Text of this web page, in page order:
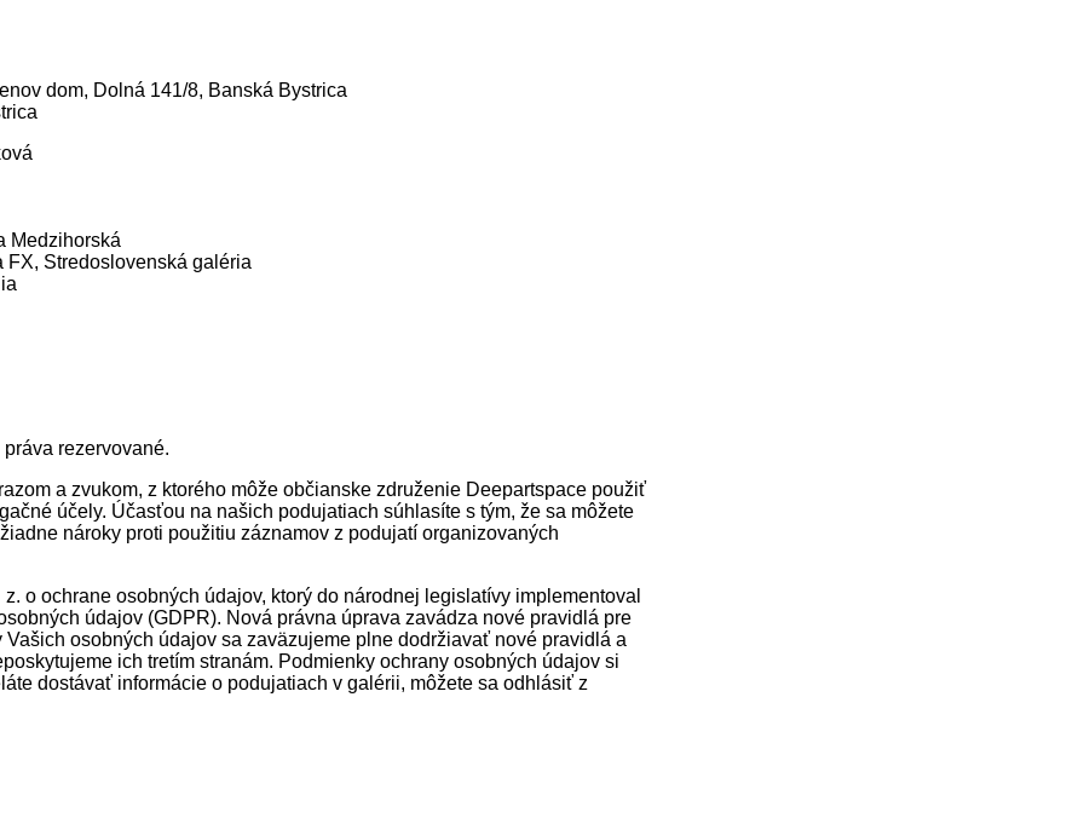
dom, Dolná 141/8, Banská Bystrica
Medzihorská
Stredoslovenská galéria
rezervované.
a zvukom, z ktorého môže občianske združenie Deepartspace použiť
účely. Účasťou na našich podujatiach súhlasíte s tým, že sa môžete
nároky proti použitiu záznamov z podujatí organizovaných
o ochrane osobných údajov, ktorý do národnej legislatívy implementoval
údajov (GDPR). Nová právna úprava zavádza nové pravidlá pre
osobných údajov sa zaväzujeme plne dodržiavať nové pravidlá a
ich tretím stranám. Podmienky ochrany osobných údajov si
dostávať informácie o podujatiach v galérii, môžete sa odhlásiť z